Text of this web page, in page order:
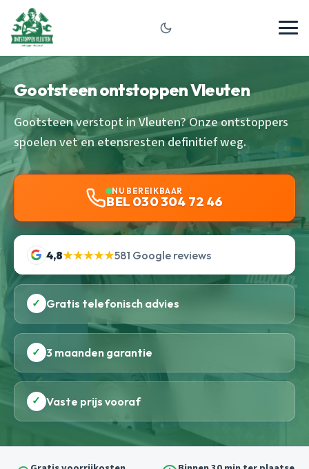
Gootsteen ontstoppen Vleuten
Gootsteen verstopt in Vleuten? Onze ontstoppers
spoelen vet en etensresten definitief weg.
NU BEREIKBAAR
BEL 030 304 72 46
4,8★★★★★581 Google reviews
✓ Gratis telefonisch advies
✓ 3 maanden garantie
✓ Vaste prijs vooraf